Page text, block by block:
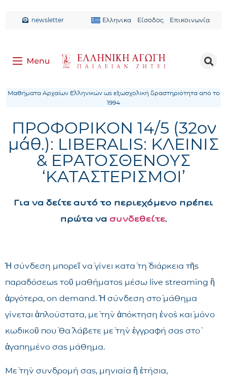
newsletter Ελληνικα Είσοδος Επικοινωνία
Μαθήματα Αρχαίων Ελληνικών ως εξωσχολική δραστηριότητα από το
1994
ΠΡΟΦΟΡΙΚΟΝ 14/5 (32ον
μάθ.): LIBERALIS: ΚΛΕΙΝΙΣ
& ΕΡΑΤΟΣΘΕΝΟΥΣ
‘ΚΑΤΑΣΤΕΡΙΣΜΟΙ’
Για να δείτε αυτό το περιεχόμενο πρέπει
πρώτα να συνδεθείτε.
Ἡ σύνδεση μπορεῖ νὰ γίνει κατὰ τὴ διάρκεια τῆς
παραδόσεως τοῦ μαθήματος μέσω live streaming ἢ
ἀργότερα, on demand. Ἡ σύνδεση στὸ μάθημα
γίνεται ἁπλούστατα, μὲ τὴν ἀπόκτηση ἑνὸς καὶ μόνο
κωδικοῦ ποὺ θὰ λάβετε μὲ τὴν ἐγγραφή σας στὸ
ἀγαπημένο σας μάθημα.
Μὲ τὴν συνδρομή σας, μηνιαία ἢ ἐτήσια,